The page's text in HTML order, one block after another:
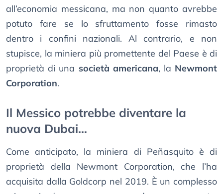
all’economia messicana, ma non quanto avrebbe
potuto fare se lo sfruttamento fosse rimasto
dentro i confini nazionali. Al contrario, e non
stupisce, la miniera più promettente del Paese è di
proprietà di una società americana, la Newmont
Corporation.
Il Messico potrebbe diventare la
nuova Dubai…
Come anticipato, la miniera di Peñasquito è di
proprietà della Newmont Corporation, che l’ha
acquisita dalla Goldcorp nel 2019. È un complesso